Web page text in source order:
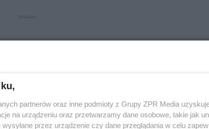
partnerów oraz inne podmioty z Grupy ZPR Media
na urządzeniu oraz przetwarzamy dane osobowe, takie jak
przez urządzenie czy dane przeglądania w celu